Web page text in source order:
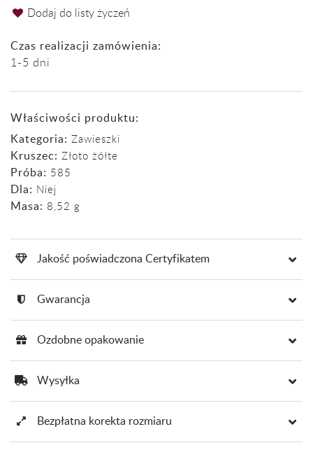
Dodaj do listy życzeń
Czas realizacji zamówienia:
1-5 dni
Właściwości produktu:
Kategoria: Zawieszki
Kruszec: Złoto żółte
Próba: 585
Dla: Niej
Masa: 8,52 g
Jakość poświadczona Certyfikatem
Gwarancja
Ozdobne opakowanie
Wysyłka
Bezpłatna korekta rozmiaru